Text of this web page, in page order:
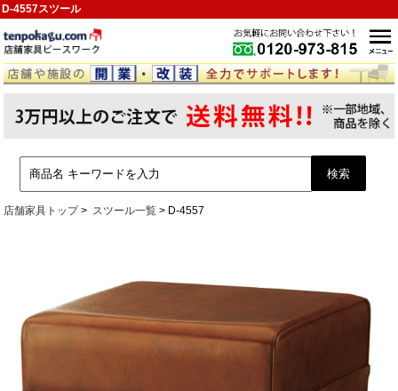
D-4557スツール
店舗家具トップ スツール一覧 D-4557